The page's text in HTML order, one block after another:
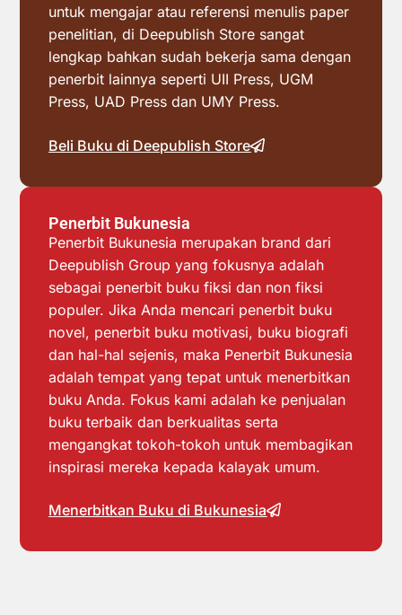
untuk mengajar atau referensi menulis paper
penelitian, di Deepublish Store sangat
lengkap bahkan sudah bekerja sama dengan
penerbit lainnya seperti UII Press, UGM
Press, UAD Press dan UMY Press.
Beli Buku di Deepublish Store
Penerbit Bukunesia
Penerbit Bukunesia merupakan brand dari
Deepublish Group yang fokusnya adalah
sebagai penerbit buku fiksi dan non fiksi
populer. Jika Anda mencari penerbit buku
novel, penerbit buku motivasi, buku biografi
dan hal-hal sejenis, maka Penerbit Bukunesia
adalah tempat yang tepat untuk menerbitkan
buku Anda. Fokus kami adalah ke penjualan
buku terbaik dan berkualitas serta
mengangkat tokoh-tokoh untuk membagikan
inspirasi mereka kepada kalayak umum.
Menerbitkan Buku di Bukunesia